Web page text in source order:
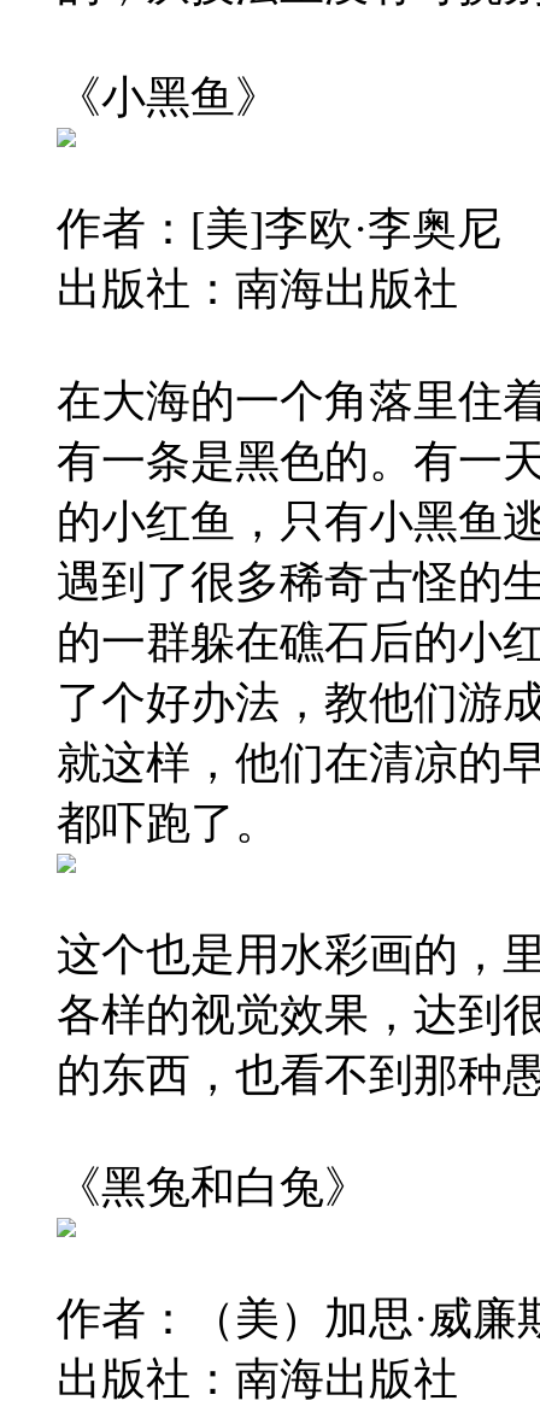
《小黑鱼》
作者：[美]李欧·李奥尼
出版社：南海出版社
在大海的一个角落里住
有一条是黑色的。有一
的小红鱼，只有小黑鱼
遇到了很多稀奇古怪的
的一群躲在礁石后的小
了个好办法，教他们游
就这样，他们在清凉的
都吓跑了。
这个也是用水彩画的，
各样的视觉效果，达到
的东西，也看不到那种
《黑兔和白兔》
作者：（美）加思·威廉
出版社：南海出版社